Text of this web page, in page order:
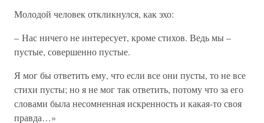
Молодой человек откликнулся, как эхо:
– Нас ничего не интересует, кроме стихов. Ведь мы –
пустые, совершенно пустые.
Я мог бы ответить ему, что если все они пусты, то не все
стихи пусты; но я не мог так ответить, потому что за его
словами была несомненная искренность и какая-то своя
правда…»